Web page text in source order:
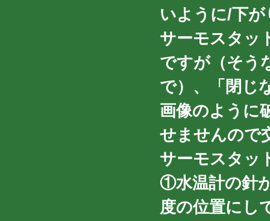
いように/下
サーモスタッ
ですが（そう
で）、「閉じ
画像のように
せませんので
サーモスタッ
①水温計の針
度の位置にし